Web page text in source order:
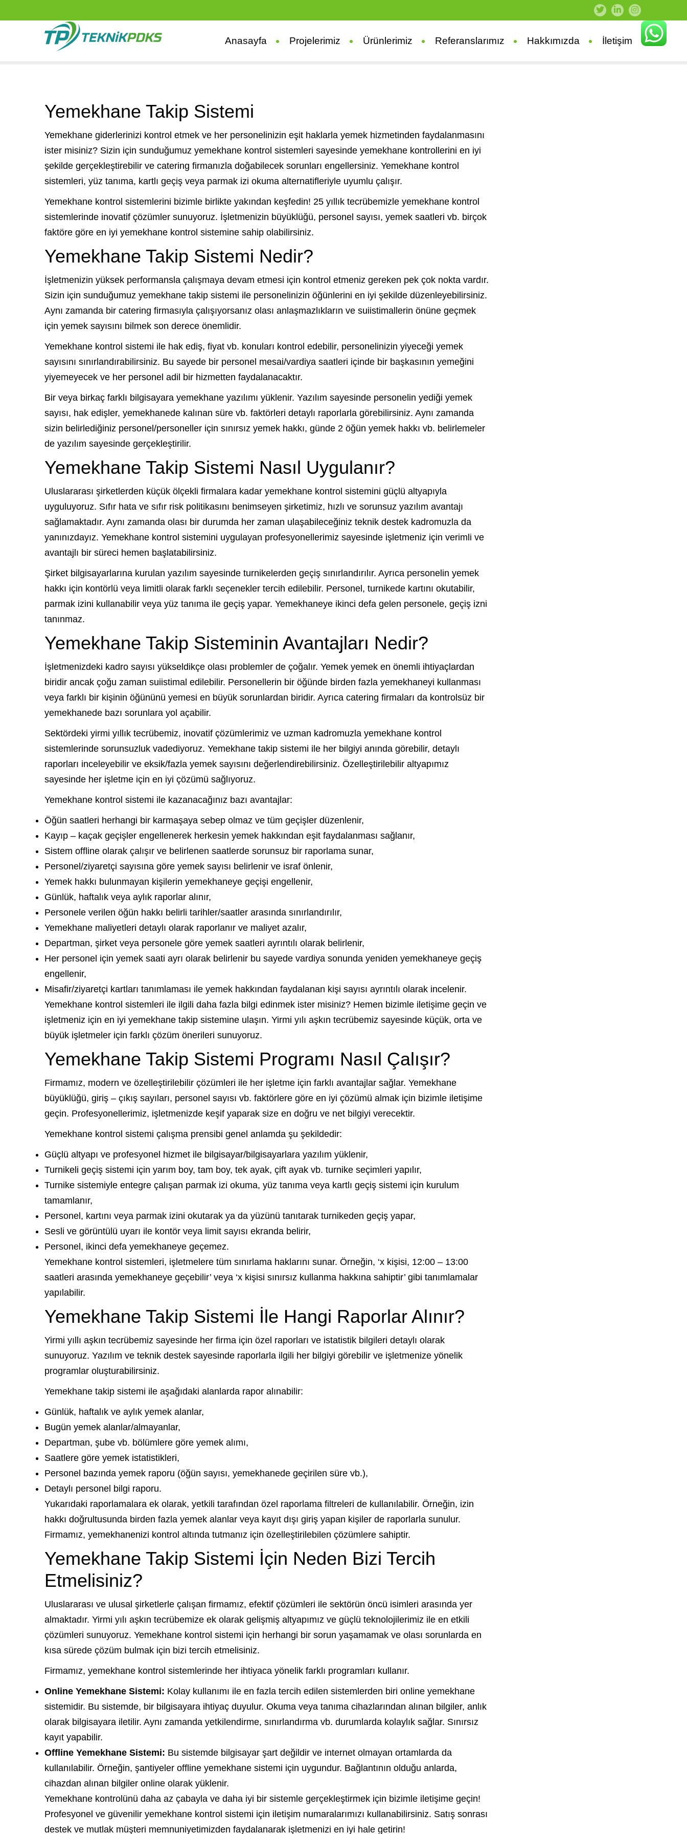
Anasayfa Projelerimiz Ürünlerimiz Referanslarımız Hakkımızda İletişim
Yemekhane Takip Sistemi
Yemekhane giderlerinizi kontrol etmek ve her personelinizin eşit haklarla yemek hizmetinden faydalanmasını
ister misiniz? Sizin için sunduğumuz yemekhane kontrol sistemleri sayesinde yemekhane kontrollerini en iyi
şekilde gerçekleştirebilir ve catering firmanızla doğabilecek sorunları engellersiniz. Yemekhane kontrol
sistemleri, yüz tanıma, kartlı geçiş veya parmak izi okuma alternatifleriyle uyumlu çalışır.
Yemekhane kontrol sistemlerini bizimle birlikte yakından keşfedin! 25 yıllık tecrübemizle yemekhane kontrol
sistemlerinde inovatif çözümler sunuyoruz. İşletmenizin büyüklüğü, personel sayısı, yemek saatleri vb. birçok
faktöre göre en iyi yemekhane kontrol sistemine sahip olabilirsiniz.
Yemekhane Takip Sistemi Nedir?
İşletmenizin yüksek performansla çalışmaya devam etmesi için kontrol etmeniz gereken pek çok nokta vardır.
Sizin için sunduğumuz yemekhane takip sistemi ile personelinizin öğünlerini en iyi şekilde düzenleyebilirsiniz.
Aynı zamanda bir catering firmasıyla çalışıyorsanız olası anlaşmazlıkların ve suiistimallerin önüne geçmek
için yemek sayısını bilmek son derece önemlidir.
Yemekhane kontrol sistemi ile hak ediş, fiyat vb. konuları kontrol edebilir, personelinizin yiyeceği yemek
sayısını sınırlandırabilirsiniz. Bu sayede bir personel mesai/vardiya saatleri içinde bir başkasının yemeğini
yiyemeyecek ve her personel adil bir hizmetten faydalanacaktır.
Bir veya birkaç farklı bilgisayara yemekhane yazılımı yüklenir. Yazılım sayesinde personelin yediği yemek
sayısı, hak edişler, yemekhanede kalınan süre vb. faktörleri detaylı raporlarla görebilirsiniz. Aynı zamanda
sizin belirlediğiniz personel/personeller için sınırsız yemek hakkı, günde 2 öğün yemek hakkı vb. belirlemeler
de yazılım sayesinde gerçekleştirilir.
Yemekhane Takip Sistemi Nasıl Uygulanır?
Uluslararası şirketlerden küçük ölçekli firmalara kadar yemekhane kontrol sistemini güçlü altyapıyla
uyguluyoruz. Sıfır hata ve sıfır risk politikasını benimseyen şirketimiz, hızlı ve sorunsuz yazılım avantajı
sağlamaktadır. Aynı zamanda olası bir durumda her zaman ulaşabileceğiniz teknik destek kadromuzla da
yanınızdayız. Yemekhane kontrol sistemini uygulayan profesyonellerimiz sayesinde işletmeniz için verimli ve
avantajlı bir süreci hemen başlatabilirsiniz.
Şirket bilgisayarlarına kurulan yazılım sayesinde turnikelerden geçiş sınırlandırılır. Ayrıca personelin yemek
hakkı için kontörlü veya limitli olarak farklı seçenekler tercih edilebilir. Personel, turnikede kartını okutabilir,
parmak izini kullanabilir veya yüz tanıma ile geçiş yapar. Yemekhaneye ikinci defa gelen personele, geçiş izni
tanınmaz.
Yemekhane Takip Sisteminin Avantajları Nedir?
İşletmenizdeki kadro sayısı yükseldikçe olası problemler de çoğalır. Yemek yemek en önemli ihtiyaçlardan
biridir ancak çoğu zaman suiistimal edilebilir. Personellerin bir öğünde birden fazla yemekhaneyi kullanması
veya farklı bir kişinin öğününü yemesi en büyük sorunlardan biridir. Ayrıca catering firmaları da kontrolsüz bir
yemekhanede bazı sorunlara yol açabilir.
Sektördeki yirmi yıllık tecrübemiz, inovatif çözümlerimiz ve uzman kadromuzla yemekhane kontrol
sistemlerinde sorunsuzluk vadediyoruz. Yemekhane takip sistemi ile her bilgiyi anında görebilir, detaylı
raporları inceleyebilir ve eksik/fazla yemek sayısını değerlendirebilirsiniz. Özelleştirilebilir altyapımız
sayesinde her işletme için en iyi çözümü sağlıyoruz.
Yemekhane kontrol sistemi ile kazanacağınız bazı avantajlar:
Öğün saatleri herhangi bir karmaşaya sebep olmaz ve tüm geçişler düzenlenir,
Kayıp – kaçak geçişler engellenerek herkesin yemek hakkından eşit faydalanması sağlanır,
Sistem offline olarak çalışır ve belirlenen saatlerde sorunsuz bir raporlama sunar,
Personel/ziyaretçi sayısına göre yemek sayısı belirlenir ve israf önlenir,
Yemek hakkı bulunmayan kişilerin yemekhaneye geçişi engellenir,
Günlük, haftalık veya aylık raporlar alınır,
Personele verilen öğün hakkı belirli tarihler/saatler arasında sınırlandırılır,
Yemekhane maliyetleri detaylı olarak raporlanır ve maliyet azalır,
Departman, şirket veya personele göre yemek saatleri ayrıntılı olarak belirlenir,
Her personel için yemek saati ayrı olarak belirlenir bu sayede vardiya sonunda yeniden yemekhaneye geçiş
engellenir,
Misafir/ziyaretçi kartları tanımlaması ile yemek hakkından faydalanan kişi sayısı ayrıntılı olarak incelenir.
Yemekhane kontrol sistemleri ile ilgili daha fazla bilgi edinmek ister misiniz? Hemen bizimle iletişime geçin ve
işletmeniz için en iyi yemekhane takip sistemine ulaşın. Yirmi yılı aşkın tecrübemiz sayesinde küçük, orta ve
büyük işletmeler için farklı çözüm önerileri sunuyoruz.
Yemekhane Takip Sistemi Programı Nasıl Çalışır?
Firmamız, modern ve özelleştirilebilir çözümleri ile her işletme için farklı avantajlar sağlar. Yemekhane
büyüklüğü, giriş – çıkış sayıları, personel sayısı vb. faktörlere göre en iyi çözümü almak için bizimle iletişime
geçin. Profesyonellerimiz, işletmenizde keşif yaparak size en doğru ve net bilgiyi verecektir.
Yemekhane kontrol sistemi çalışma prensibi genel anlamda şu şekildedir:
Güçlü altyapı ve profesyonel hizmet ile bilgisayar/bilgisayarlara yazılım yüklenir,
Turnikeli geçiş sistemi için yarım boy, tam boy, tek ayak, çift ayak vb. turnike seçimleri yapılır,
Turnike sistemiyle entegre çalışan parmak izi okuma, yüz tanıma veya kartlı geçiş sistemi için kurulum
tamamlanır,
Personel, kartını veya parmak izini okutarak ya da yüzünü tanıtarak turnikeden geçiş yapar,
Sesli ve görüntülü uyarı ile kontör veya limit sayısı ekranda belirir,
Personel, ikinci defa yemekhaneye geçemez.
Yemekhane kontrol sistemleri, işletmelere tüm sınırlama haklarını sunar. Örneğin, ‘x kişisi, 12:00 – 13:00
saatleri arasında yemekhaneye geçebilir’ veya ‘x kişisi sınırsız kullanma hakkına sahiptir’ gibi tanımlamalar
yapılabilir.
Yemekhane Takip Sistemi İle Hangi Raporlar Alınır?
Yirmi yıllı aşkın tecrübemiz sayesinde her firma için özel raporları ve istatistik bilgileri detaylı olarak
sunuyoruz. Yazılım ve teknik destek sayesinde raporlarla ilgili her bilgiyi görebilir ve işletmenize yönelik
programlar oluşturabilirsiniz.
Yemekhane takip sistemi ile aşağıdaki alanlarda rapor alınabilir:
Günlük, haftalık ve aylık yemek alanlar,
Bugün yemek alanlar/almayanlar,
Departman, şube vb. bölümlere göre yemek alımı,
Saatlere göre yemek istatistikleri,
Personel bazında yemek raporu (öğün sayısı, yemekhanede geçirilen süre vb.),
Detaylı personel bilgi raporu.
Yukarıdaki raporlamalara ek olarak, yetkili tarafından özel raporlama filtreleri de kullanılabilir. Örneğin, izin
hakkı doğrultusunda birden fazla yemek alanlar veya kayıt dışı giriş yapan kişiler de raporlarla sunulur.
Firmamız, yemekhanenizi kontrol altında tutmanız için özelleştirilebilen çözümlere sahiptir.
Yemekhane Takip Sistemi İçin Neden Bizi Tercih
Etmelisiniz?
Uluslararası ve ulusal şirketlerle çalışan firmamız, efektif çözümleri ile sektörün öncü isimleri arasında yer
almaktadır. Yirmi yılı aşkın tecrübemize ek olarak gelişmiş altyapımız ve güçlü teknolojilerimiz ile en etkili
çözümleri sunuyoruz. Yemekhane kontrol sistemi için herhangi bir sorun yaşamamak ve olası sorunlarda en
kısa sürede çözüm bulmak için bizi tercih etmelisiniz.
Firmamız, yemekhane kontrol sistemlerinde her ihtiyaca yönelik farklı programları kullanır.
Online Yemekhane Sistemi: Kolay kullanımı ile en fazla tercih edilen sistemlerden biri online yemekhane
sistemidir. Bu sistemde, bir bilgisayara ihtiyaç duyulur. Okuma veya tanıma cihazlarından alınan bilgiler, anlık
olarak bilgisayara iletilir. Aynı zamanda yetkilendirme, sınırlandırma vb. durumlarda kolaylık sağlar. Sınırsız
kayıt yapabilir.
Offline Yemekhane Sistemi: Bu sistemde bilgisayar şart değildir ve internet olmayan ortamlarda da
kullanılabilir. Örneğin, şantiyeler offline yemekhane sistemi için uygundur. Bağlantının olduğu anlarda,
cihazdan alınan bilgiler online olarak yüklenir.
Yemekhane kontrolünü daha az çabayla ve daha iyi bir sistemle gerçekleştirmek için bizimle iletişime geçin!
Profesyonel ve güvenilir yemekhane kontrol sistemi için iletişim numaralarımızı kullanabilirsiniz. Satış sonrası
destek ve mutlak müşteri memnuniyetimizden faydalanarak işletmenizi en iyi hale getirin!